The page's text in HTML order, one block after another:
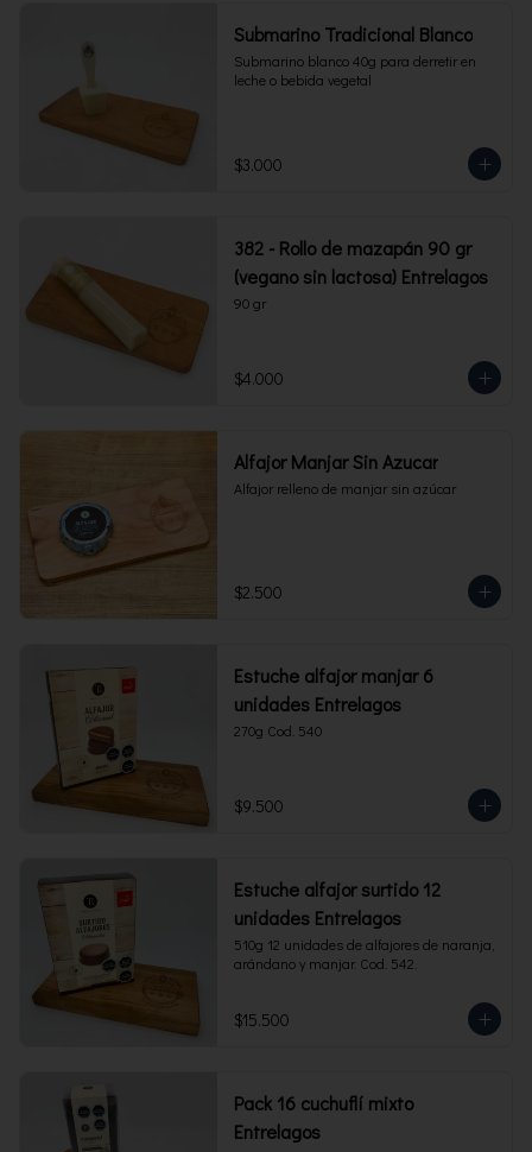
Submarino Tradicional Blanco
Submarino blanco 40g para derretir en
leche o bebida vegetal
$3.000
382 - Rollo de mazapán 90 gr
(vegano sin lactosa) Entrelagos
90 gr
$4.000
Alfajor Manjar Sin Azucar
Alfajor relleno de manjar sin azúcar
$2.500
Estuche alfajor manjar 6
unidades Entrelagos
270g Cod. 540
$9.500
Estuche alfajor surtido 12
unidades Entrelagos
510g 12 unidades de alfajores de naranja,
arándano y manjar. Cod. 542.
$15.500
Pack 16 cuchuflí mixto
Entrelagos